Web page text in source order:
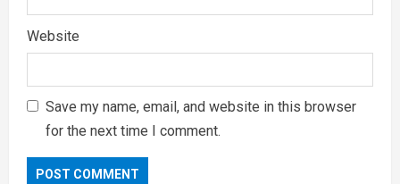
Website
Save my name, email, and website in this browser
for the next time I comment.